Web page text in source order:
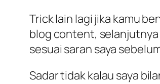
Trick lain lagi jika kamu
blog content, selanjutnya
sesuai saran saya
Sadar tidak kalau saya